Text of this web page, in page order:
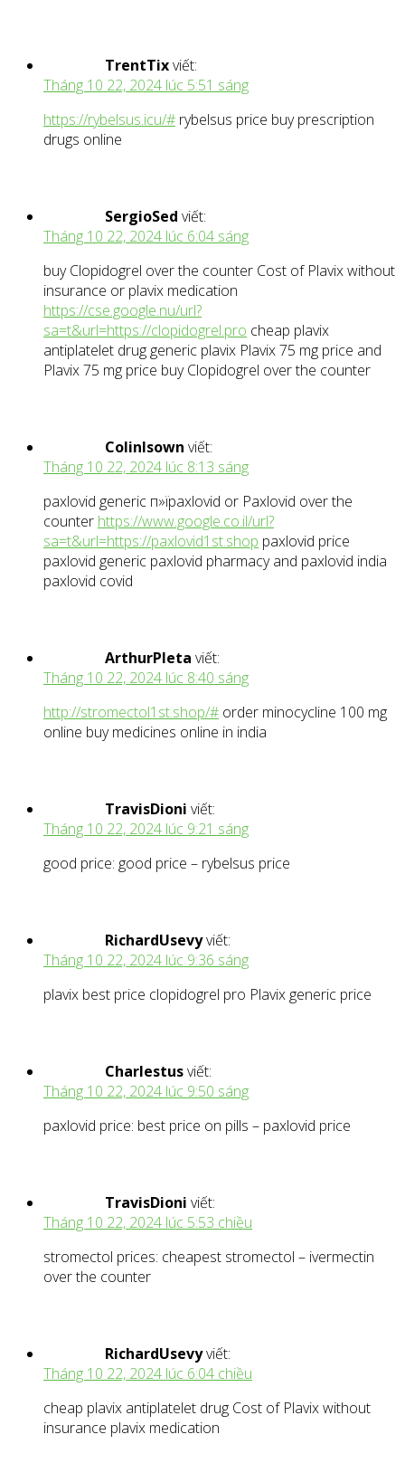
TrentTixviết:
Tháng 10 22, 2024 lúc 5:51 sáng
https://rybelsus.icu/# rybelsus price buy prescription
drugs online
SergioSed viết:
Tháng 10 22, 2024 lúc 6:04 sáng
buy Clopidogrel over the counter Cost of Plavix without
insurance or plavix medication
https://cse.google.nu/url?
sa=t&url=https://clopidogrel.pro cheap plavix
antiplatelet drug generic plavix Plavix 75 mg price and
Plavix 75 mg price buy Clopidogrel over the counter
ColinIsown viết:
Tháng 10 22, 2024 lúc 8:13 sáng
paxlovid generic п»їpaxlovid or Paxlovid over the
counter https://www.google.co.il/url?
sa=t&url=https://paxlovid1st.shop paxlovid price
paxlovid generic paxlovid pharmacy and paxlovid india
paxlovid covid
ArthurPleta viết:
Tháng 10 22, 2024 lúc 8:40 sáng
http://stromectol1st.shop/# order minocycline 100 mg
online buy medicines online in india
TravisDioni viết:
Tháng 10 22, 2024 lúc 9:21 sáng
good price: good price – rybelsus price
RichardUsevyviết:
Tháng 10 22, 2024 lúc 9:36 sáng
plavix best price clopidogrel pro Plavix generic price
Charlestusviết:
Tháng 10 22, 2024 lúc 9:50 sáng
paxlovid price: best price on pills – paxlovid price
TravisDioni viết:
Tháng 10 22, 2024 lúc 5:53 chiều
stromectol prices: cheapest stromectol – ivermectin
over the counter
RichardUsevyviết:
Tháng 10 22, 2024 lúc 6:04 chiều
cheap plavix antiplatelet drug Cost of Plavix without
insurance plavix medication